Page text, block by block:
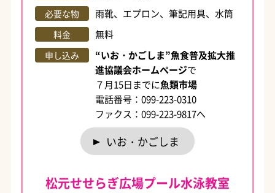
必要な物 雨靴、エプロン、筆記用具、水筒
料金 無料
申し込み
“いお・かごしま”魚食普及拡大推
進協議会ホームページで
７月15日までに魚類市場
電話番号：099-223-0310
ファクス：099-223-9817へ
いお・かごしま
松元せせらぎ広場プール水泳教室